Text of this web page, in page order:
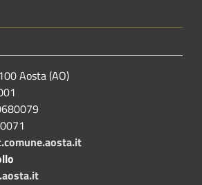
Aosta (AO)